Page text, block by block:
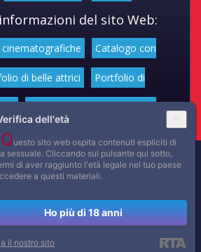
del sito Web:
Catalogo con
di belle attrici Portfolio di
non responsabilità: tutti i membri e le
su questo sito hanno almeno 18
anni.
Keeping Requirements Compliance
prima di pubblicare foto, video o
tutte le opportune verifiche al fine
dell'età
Questo sito web ospita contenuti espliciti di
sessuale. Cliccando sul pulsante qui sotto,
di aver raggiunto l'età legale nel tuo paese
a questi materiali.
Ho più di 18 anni
il nostro sito